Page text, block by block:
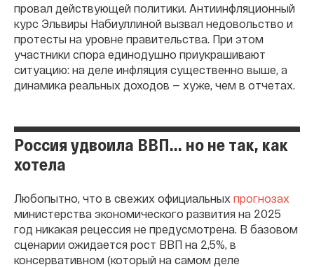
провал действующей политики. Антиинфляционный
курс Эльвиры Набиуллиной вызвал недовольство и
протесты на уровне правительства. При этом
участники спора единодушно приукрашивают
ситуацию: на деле инфляция существенно выше, а
динамика реальных доходов — хуже, чем в отчетах.
Россия удвоила ВВП... но не так, как
хотела
Любопытно, что в свежих официальных прогнозах
министерства экономического развития на 2025
год никакая рецессия не предусмотрена. В базовом
сценарии ожидается рост ВВП на 2,5%, в
консервативном (который на самом деле